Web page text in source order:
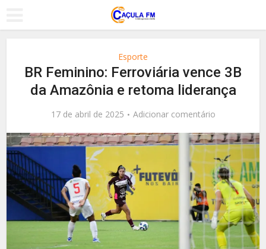
Esporte
BR Feminino: Ferroviária vence 3B
da Amazônia e retoma liderança
17 de abril de 2025 Adicionar comentário